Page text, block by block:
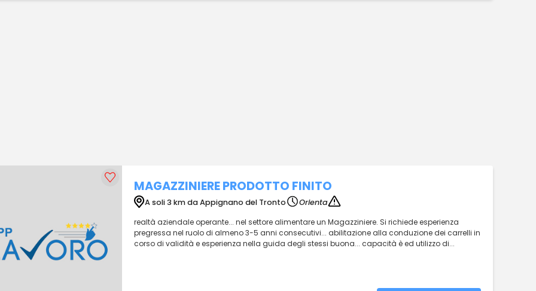
MAGAZZINIERE PRODOTTO FINITO
A soli 3 km da Appignano del Tronto
Orienta
realtà aziendale operante... nel settore alimentare un Magazziniere. Si richiede esperienza
pregressa nel ruolo di almeno 3-5 anni consecutivi... abilitazione alla conduzione dei carrelli in
corso di validità e esperienza nella guida degli stessi buona... capacità è ed utilizzo di...